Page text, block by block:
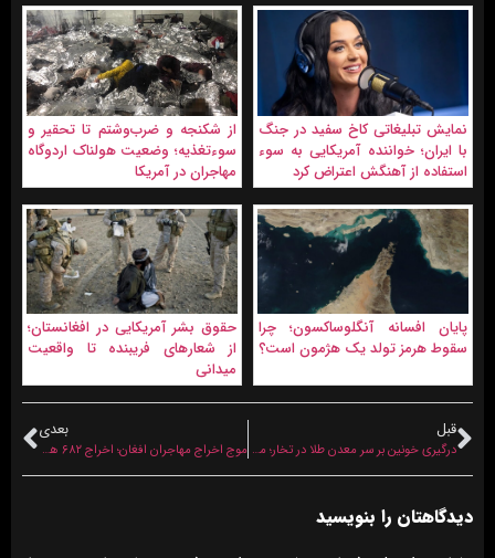
نمايش تبليغاتی کاخ سفید در جنگ
با ایران؛ خواننده آمریکایی به سوء
استفاده از آهنگش اعتراض کرد
از شکنجه و ضرب‌وشتم تا تحقیر و
سوءتغذیه؛ وضعیت هولناک اردوگاه
مهاجران در آمریکا
پایان افسانه آنگلوساکسون؛ چرا
سقوط هرمز تولد یک هژمون است؟
حقوق بشر آمریکایی در افغانستان؛
از شعارهای فریبنده تا واقعیت
میدانی
قبل
درگیری خونین بر سر معدن طلا در تخار؛ معترضان محلی تجهیزات طالبان را به آتش کشیدند
بعدی
موج اخراج مهاجران افغان؛ اخراج ۶۸۲ هزار نفر از پاکستان، بازداشت ۱۵۲ هزار نفر در ترکیه
دیدگاهتان را بنویسید